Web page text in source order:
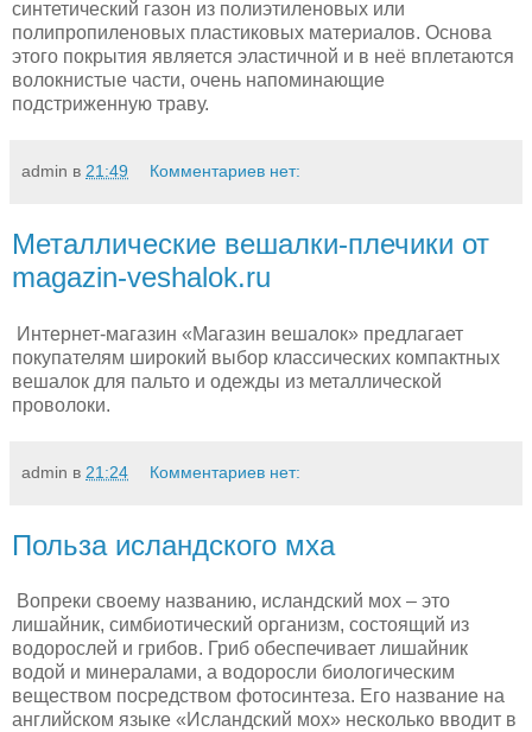
синтетический газон из полиэтиленовых или
полипропиленовых пластиковых материалов. Основа
этого покрытия является эластичной и в неё вплетаются
волокнистые части, очень напоминающие
подстриженную траву.
admin в 21:49 Комментариев нет:
Металлические вешалки-плечики от
magazin-veshalok.ru
Интернет-магазин «Магазин вешалок» предлагает
покупателям широкий выбор классических компактных
вешалок для пальто и одежды из металлической
проволоки.
admin в 21:24 Комментариев нет:
Польза исландского мха
Вопреки своему названию, исландский мох – это
лишайник, симбиотический организм, состоящий из
водорослей и грибов. Гриб обеспечивает лишайник
водой и минералами, а водоросли биологическим
веществом посредством фотосинтеза. Его название на
английском языке «Исландский мох» несколько вводит в